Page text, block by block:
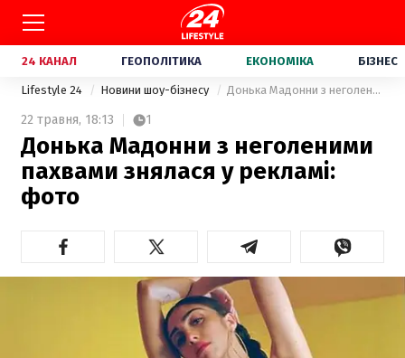
24 КАНАЛ ГЕОПОЛІТИКА ЕКОНОМІКА БІЗНЕС
Lifestyle 24 Новини шоу-бізнесу Донька Мадонни з неголеними пахвами знялася у рекламі: фото
22 травня, 18:13 1
Донька Мадонни з неголеними
пахвами знялася у рекламі:
фото